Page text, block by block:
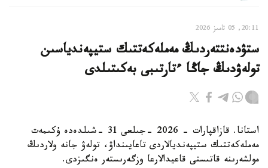
20:11, 05 تامىز 2026
ستۋدەنتتەردىڭ مەملەكەتتىك ستيپەندياسىن
تولەۋدىڭ جاڭا ءتارتىبى بەكىتىلدى
استانا. قازاقپارات - 2026 -جىلعى 31 -شىلدەدە ۇكىمەت
مەملەكەتتىك ستيپەنديالاردى تاعايىنداۋ، تولەۋ جانە ولاردىڭ
مولشەرىنە قاتىستى قاعيدالارعا وزگەرىستەر ەنگىزدى.